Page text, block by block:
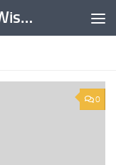
Brennstoffzellen-Fahrzeug-Wissen
0